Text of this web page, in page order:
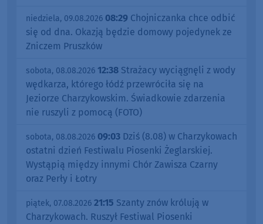
niedziela, 09.08.2026 08:29 Chojniczanka chce odbić
się od dna. Okazją będzie domowy pojedynek ze
Zniczem Pruszków
sobota, 08.08.2026 12:38 Strażacy wyciągnęli z wody
wędkarza, którego łódź przewróciła się na
Jeziorze Charzykowskim. Świadkowie zdarzenia
nie ruszyli z pomocą (FOTO)
sobota, 08.08.2026 09:03 Dziś (8.08) w Charzykowach
ostatni dzień Festiwalu Piosenki Żeglarskiej.
Wystąpią między innymi Chór Zawisza Czarny
oraz Perły i Łotry
piątek, 07.08.2026 21:15 Szanty znów królują w
Charzykowach. Ruszył Festiwal Piosenki